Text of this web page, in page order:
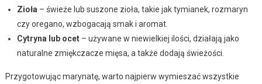
Zioła – świeże lub suszone zioła, takie jak tymianek, rozmaryn
czy oregano, wzbogacają smak i aromat.
Cytryna lub ocet– używane w niewielkiej ilości, działają jako
naturalne zmiękczacze mięsa, a także dodają świeżości.
Przygotowując marynatę, warto najpierw wymieszać wszystkie